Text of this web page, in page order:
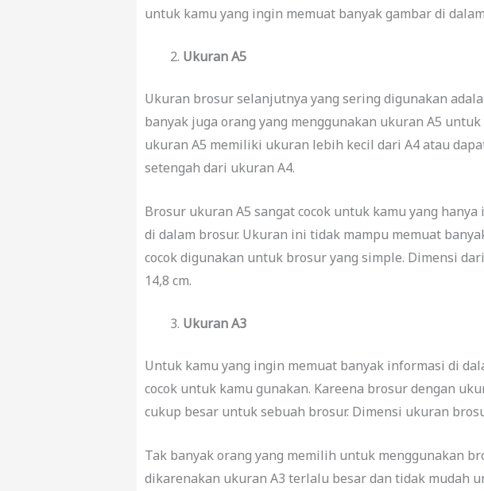
untuk kamu yang ingin memuat banyak gambar di
Ukuran A5
Ukuran brosur selanjutnya yang sering digunakan
banyak juga orang yang menggunakan ukuran A5
ukuran A5 memiliki ukuran lebih kecil dari A4 atau
setengah dari ukuran A4.
Brosur ukuran A5 sangat cocok untuk kamu yang
di dalam brosur. Ukuran ini tidak mampu memuat
cocok digunakan untuk brosur yang simple. Dimensi
14,8 cm.
Ukuran A3
Untuk kamu yang ingin memuat banyak informasi di
cocok untuk kamu gunakan. Kareena brosur dengan
cukup besar untuk sebuah brosur. Dimensi ukuran
Tak banyak orang yang memilih untuk menggunakan
dikarenakan ukuran A3 terlalu besar dan tidak mudah